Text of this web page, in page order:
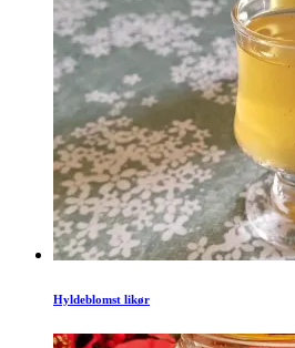
Hyldeblomst likør